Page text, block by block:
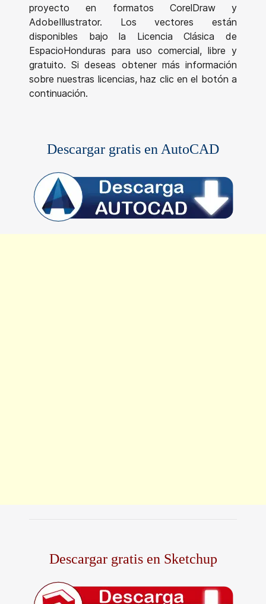
proyecto en formatos CorelDraw y
AdobeIllustrator. Los vectores están
disponibles bajo la Licencia Clásica de
EspacioHonduras para uso comercial, libre y
gratuito. Si deseas obtener más información
sobre nuestras licencias, haz clic en el botón a
continuación.
Descargar gratis en AutoCAD
Descargar gratis en Sketchup